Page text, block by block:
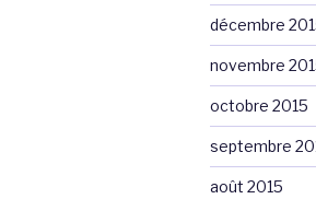
décembre
novembre
octobre 2015
septembre
août 2015